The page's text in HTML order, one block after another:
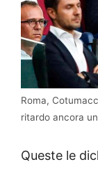
Roma,
ritardo ancora
Queste le